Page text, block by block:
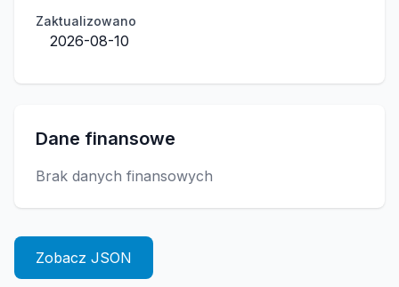
Zaktualizowano
2026-08-10
Dane finansowe
Brak danych finansowych
Zobacz JSON